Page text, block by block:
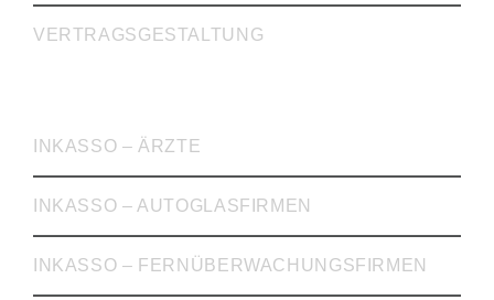
VERTRAGSGESTALTUNG
INKASSO – ÄRZTE
INKASSO – AUTOGLASFIRMEN
INKASSO – FERNÜBERWACHUNGSFIRMEN